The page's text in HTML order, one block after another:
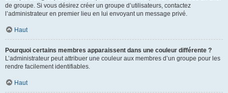
de groupe. Si vous désirez créer un groupe d’utilisateurs, contactez
l’administrateur en premier lieu en lui envoyant un message privé.
Haut
Pourquoi certains membres apparaissent dans une couleur différente ?
L’administrateur peut attribuer une couleur aux membres d’un groupe pour les
rendre facilement identifiables.
Haut